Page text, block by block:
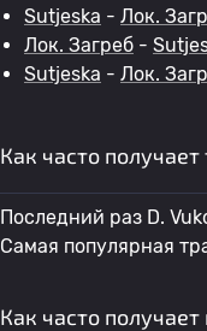
Sutjeska - Лок.
Лок. Загреб -
Sutjeska - Лок.
Как часто
Последний раз D.
Самая популярная
Как часто